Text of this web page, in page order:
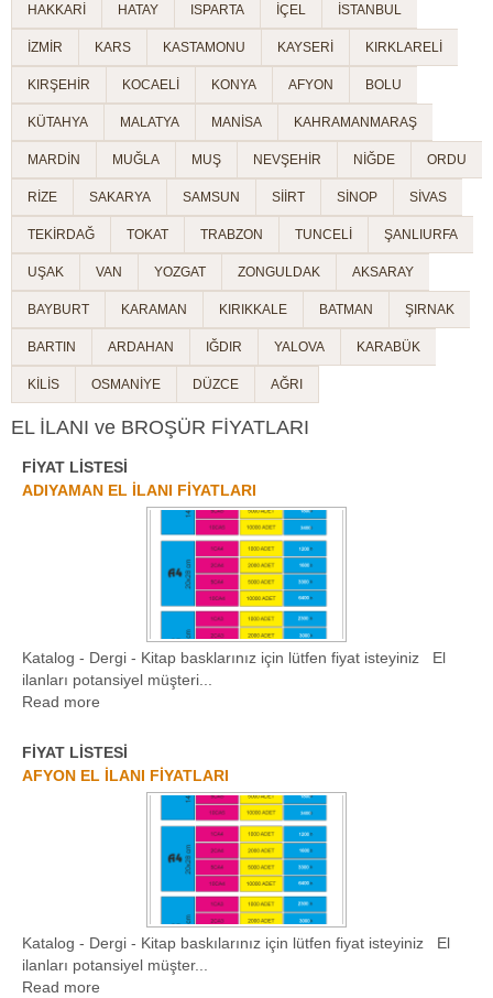
HAKKARİ HATAY ISPARTA İÇEL İSTANBUL
İZMİR KARS KASTAMONU KAYSERİ KIRKLARELİ
KIRŞEHİR KOCAELİ KONYA AFYON BOLU
KÜTAHYA MALATYA MANİSA KAHRAMANMARAŞ
MARDİN MUĞLA MUŞ NEVŞEHİR NİĞDE ORDU
RİZE SAKARYA SAMSUN SİİRT SİNOP SİVAS
TEKİRDAĞ TOKAT TRABZON TUNCELİ ŞANLIURFA
UŞAK VAN YOZGAT ZONGULDAK AKSARAY
BAYBURT KARAMAN KIRIKKALE BATMAN ŞIRNAK
BARTIN ARDAHAN IĞDIR YALOVA KARABÜK
KİLİS OSMANİYE DÜZCE AĞRI
EL İLANI ve BROŞÜR FİYATLARI
FİYAT LİSTESİ
ADIYAMAN EL İLANI FİYATLARI
Katalog - Dergi - Kitap basklarınız için lütfen fiyat isteyiniz El
ilanları potansiyel müşteri...
Read more
FİYAT LİSTESİ
AFYON EL İLANI FİYATLARI
Katalog - Dergi - Kitap baskılarınız için lütfen fiyat isteyiniz El
ilanları potansiyel müşter...
Read more